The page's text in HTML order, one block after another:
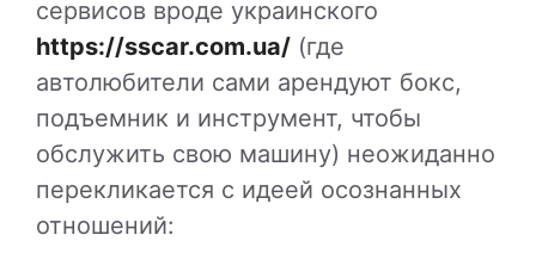
сервисов вроде украинского
https://sscar.com.ua/ (где
автолюбители сами арендуют бокс,
подъемник и инструмент, чтобы
обслужить свою машину) неожиданно
перекликается с идеей осознанных
отношений: